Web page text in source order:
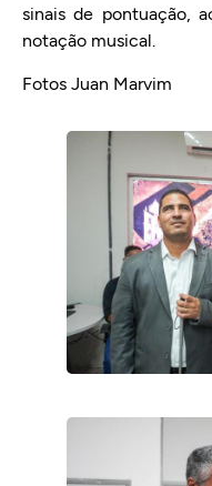
sinais de pontuação,
notação musical.
Fotos Juan Marvim